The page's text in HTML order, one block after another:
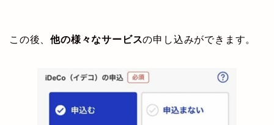
この後、他の様々なサービスの申し込みができます。